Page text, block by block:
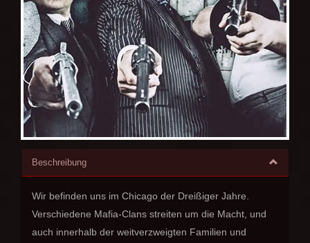
Beschreibung
Wir befinden uns im Chicago der Dreißiger Jahre.
Verschiedene Mafia-Clans streiten um die Macht, und
auch innerhalb der weitverzweigten Familien und